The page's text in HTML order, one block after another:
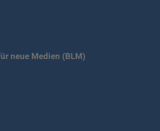
neue Medien (BLM)